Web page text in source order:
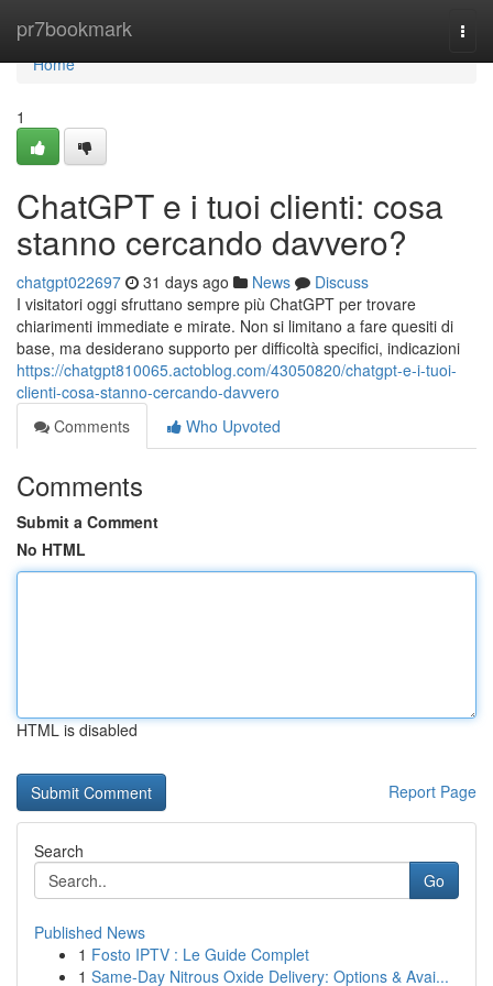
pr7bookmark
Home
Home
1
ChatGPT e i tuoi clienti: cosa
stanno cercando davvero?
chatgpt022697 31 days ago News
Discuss
I visitatori oggi sfruttano sempre più ChatGPT per trovare
chiarimenti immediate e mirate. Non si limitano a fare quesiti di
base, ma desiderano supporto per difficoltà specifici, indicazioni
https://chatgpt810065.actoblog.com/43050820/chatgpt-e-i-tuoi-
clienti-cosa-stanno-cercando-davvero
Comments
Who Upvoted
Comments
Submit a Comment
No HTML
HTML is disabled
Report Page
Search
Go
Published News
1 Fosto IPTV : Le Guide Complet
1 Same-Day Nitrous Oxide Delivery: Options & Avai...